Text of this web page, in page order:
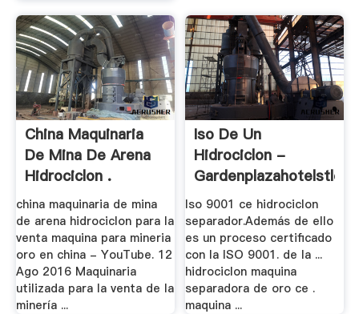
China Maquinaria
De Mina De Arena
Hidrociclon .
china maquinaria de mina
de arena hidrociclon para la
venta maquina para mineria
oro en china - YouTube. 12
Ago 2016 Maquinaria
utilizada para la venta de la
minería ...
Iso De Un
Hidrociclon -
Iso 9001 ce hidrociclon
separador.Además de ello
es un proceso certificado
con la ISO 9001. de la ...
hidrociclon maquina
separadora de oro ce .
maquina ...